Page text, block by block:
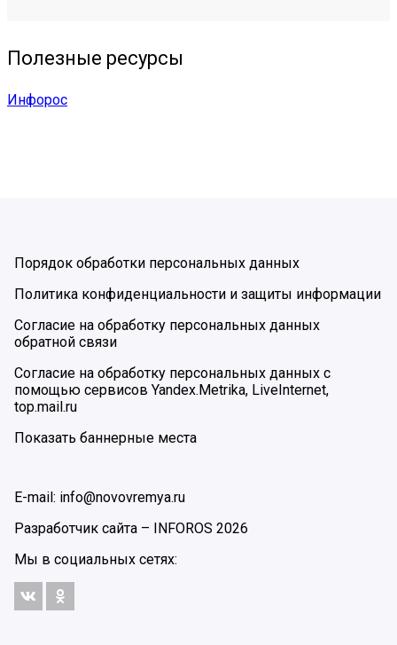
Полезные ресурсы
Инфорос
Порядок обработки персональных данных
Политика конфиденциальности и защиты информации
Согласие на обработку персональных данных
обратной связи
Согласие на обработку персональных данных с
помощью сервисов Yandex.Metrika, LiveInternet,
top.mail.ru
Показать баннерные места
E-mail: info@novovremya.ru
Разработчик сайта – INFOROS 2026
Мы в социальных сетях: